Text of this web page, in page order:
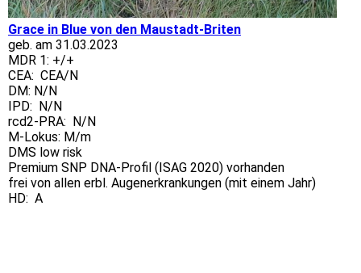
Grace in Blue von den Maustadt-Briten
geb. am 31.03.2023
MDR 1: +/+
CEA: CEA/N
DM: N/N
IPD: N/N
rcd2-PRA: N/N
M-Lokus: M/m
DMS low risk
Premium SNP DNA-Profil (ISAG 2020) vorhanden
frei von allen erbl. Augenerkrankungen (mit einem Jahr)
HD: A